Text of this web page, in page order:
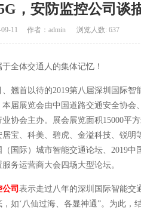
，安防监控公司谈
09-11 作者：admin 浏览人数: 637
全体交通人的集体记忆！
、翘首以待的2019第八届深圳国际
届展览会由中国道路交通安全协
协会主办。展会展览面积15000平
宝、科美、碧虎、金溢科技、锐明
国际）城市智能交通论坛、2019
务运营商大会四场大型论坛。
司 表示走过八年的深圳国际智能交
如‘八仙过海、各显神通”。为此，